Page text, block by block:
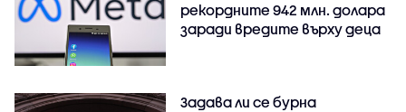
рекордните 942 млн. долара
заради вредите върху деца
Задава ли се бурна